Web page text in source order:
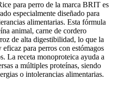
para perro de la marca BRIT es
especialmente diseñado para
alimentarias. Esta fórmula
animal, carne de cordero
de alta digestibilidad, lo que la
para perros con estómagos
La receta monoproteica ayuda a
a múltiples proteínas, siendo
o intolerancias alimentarias.